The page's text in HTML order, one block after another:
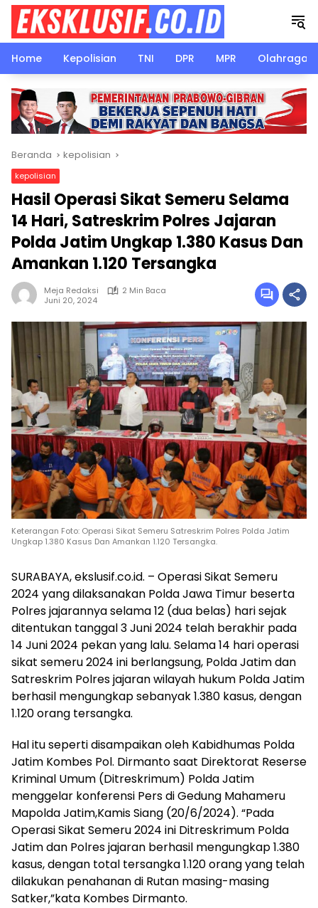
Langsung
konten
Home
Kepolisian TNI DPR MPR Olahraga
Beranda kepolisian
kepolisian
Hasil Operasi Sikat Semeru Selama
14 Hari, Satreskrim Polres Jajaran
Polda Jatim Ungkap 1.380 Kasus Dan
Amankan 1.120 Tersangka
Meja Redaksi
2 Min Baca
Juni 20, 2024
Keterangan Foto: Operasi Sikat Semeru Satreskrim Polres Polda Jatim
Ungkap 1.380 Kasus Dan Amankan 1.120 Tersangka.
SURABAYA, ekslusif.co.id. – Operasi Sikat Semeru
2024 yang dilaksanakan Polda Jawa Timur beserta
Polres jajarannya selama 12 (dua belas) hari sejak
ditentukan tanggal 3 Juni 2024 telah berakhir pada
14 Juni 2024 pekan yang lalu. Selama 14 hari operasi
sikat semeru 2024 ini berlangsung, Polda Jatim dan
Satreskrim Polres jajaran wilayah hukum Polda Jatim
berhasil mengungkap sebanyak 1.380 kasus, dengan
1.120 orang tersangka.
Hal itu seperti disampaikan oleh Kabidhumas Polda
Jatim Kombes Pol. Dirmanto saat Direktorat Reserse
Kriminal Umum (Ditreskrimum) Polda Jatim
menggelar konferensi Pers di Gedung Mahameru
Mapolda Jatim,Kamis Siang (20/6/2024). “Pada
Operasi Sikat Semeru 2024 ini Ditreskrimum Polda
Jatim dan Polres jajaran berhasil mengungkap 1.380
kasus, dengan total tersangka 1.120 orang yang telah
dilakukan penahanan di Rutan masing-masing
Satker,”kata Kombes Dirmanto.